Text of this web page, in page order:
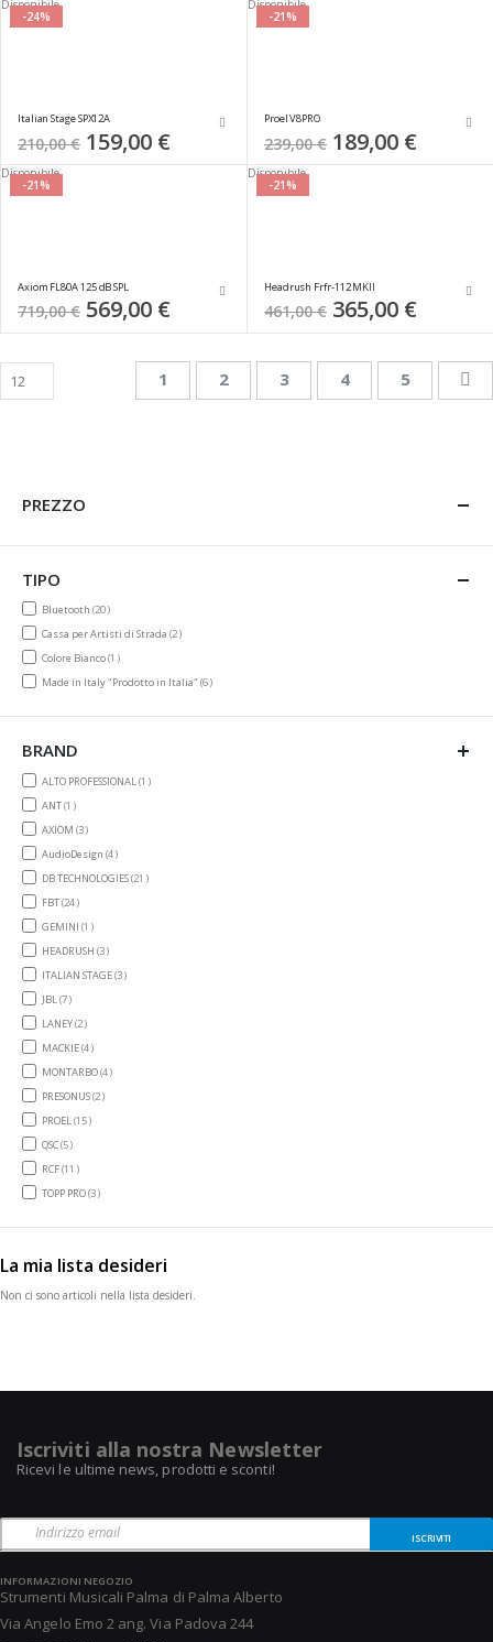
-24%
Disponibile
Italian Stage SPX12A
210,00 € Special
Price
159,00 €
-21%
Disponibile
Proel V8PRO
239,00 € Special
Price
189,00 €
-21%
Disponibile
Axiom FL80A 125 dB SPL
719,00 € Special
Price
569,00 €
-21%
Disponibile
Headrush Frfr-112 MKII
461,00 € Special
Price
365,00 €
PaginaAttualmente stai leggendo la pagina
1 Pagina
2 Pagina
3 Pagina
4 Pagina
5
PREZZO
TIPO
Bluetooth20items
Cassa per Artisti di Strada2items
Colore Bianco1item
Made in Italy "Prodotto in Italia"6items
BRAND
ALTO PROFESSIONAL1item
ANT1item
AXIOM 3items
AudioDesign4items
DB TECHNOLOGIES21items
FBT24items
GEMINI1item
HEADRUSH 3items
ITALIAN STAGE 3items
JBL7items
LANEY2items
MACKIE4items
MONTARBO4items
PRESONUS2items
PROEL15items
QSC 5items
RCF11items
TOPP PRO 3items
La mia lista desideri
Non ci sono articoli nella lista desideri.
Iscriviti alla nostra Newsletter
Ricevi le ultime news, prodotti e sconti!
ISCRIVITI
INFORMAZIONI NEGOZIO
Strumenti Musicali Palma di Palma Alberto
Via Angelo Emo 2 ang. Via Padova 244